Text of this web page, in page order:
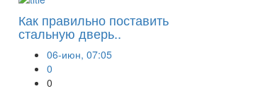
Как правильно поставить
стальную дверь..
06-июн, 07:05
0
0